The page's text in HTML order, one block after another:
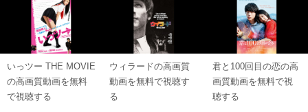
いっツー THE MOVIE
の高画質動画を無料
で視聴する
ウィラードの高画質
動画を無料で視聴す
る
君と100回目の恋の高
画質動画を無料で視
聴する